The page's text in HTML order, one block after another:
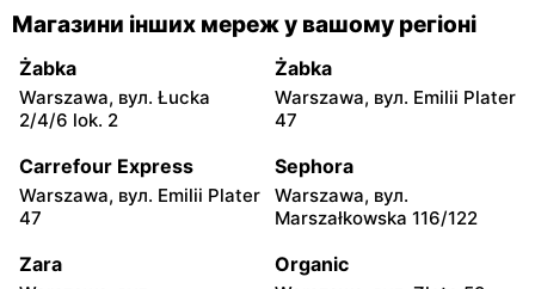
Netto
Pruszków, вул. Poznańska
18
Netto
Łomianki, вул. Warszawska
171
Netto
29
Netto
Słowackiego 20B
Netto
Krasińskiego 72
Netto
Pruszkowska 70
Магазини інших мереж у вашому регіоні
Żabka
Warszawa, вул. Łucka
2/4/6 lok. 2
Żabka
Warszawa, вул. Emilii Plater
47
Carrefour Express
Warszawa, вул. Emilii Plater
47
Sephora
Warszawa, вул.
Marszałkowska 116/122
Zara Organic